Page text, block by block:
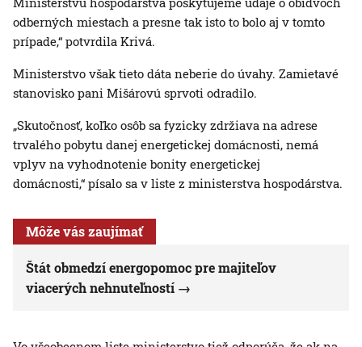
odberných miestach a presne tak isto to bolo aj v tomto
prípade,“ potvrdila Krivá.
Ministerstvo však tieto dáta neberie do úvahy. Zamietavé
stanovisko pani Mišárovú sprvoti odradilo.
„Skutočnosť, koľko osôb sa fyzicky zdržiava na adrese
trvalého pobytu danej energetickej domácnosti, nemá
vplyv na vyhodnotenie bonity energetickej
domácnosti,“ písalo sa v liste z ministerstva hospodárstva.
Môže vás zaujímať
Štát obmedzí energopomoc pre majiteľov
viacerých nehnuteľností